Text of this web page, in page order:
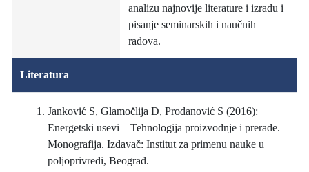
analizu najnovije literature i izradu i
pisanje seminarskih i naučnih
radova.
Literatura
Janković S, Glamočlija Đ, Prodanović S (2016):
Energetski usevi – Tehnologija proizvodnje i prerade.
Monografija. Izdavač: Institut za primenu nauke u
poljoprivredi, Beograd.